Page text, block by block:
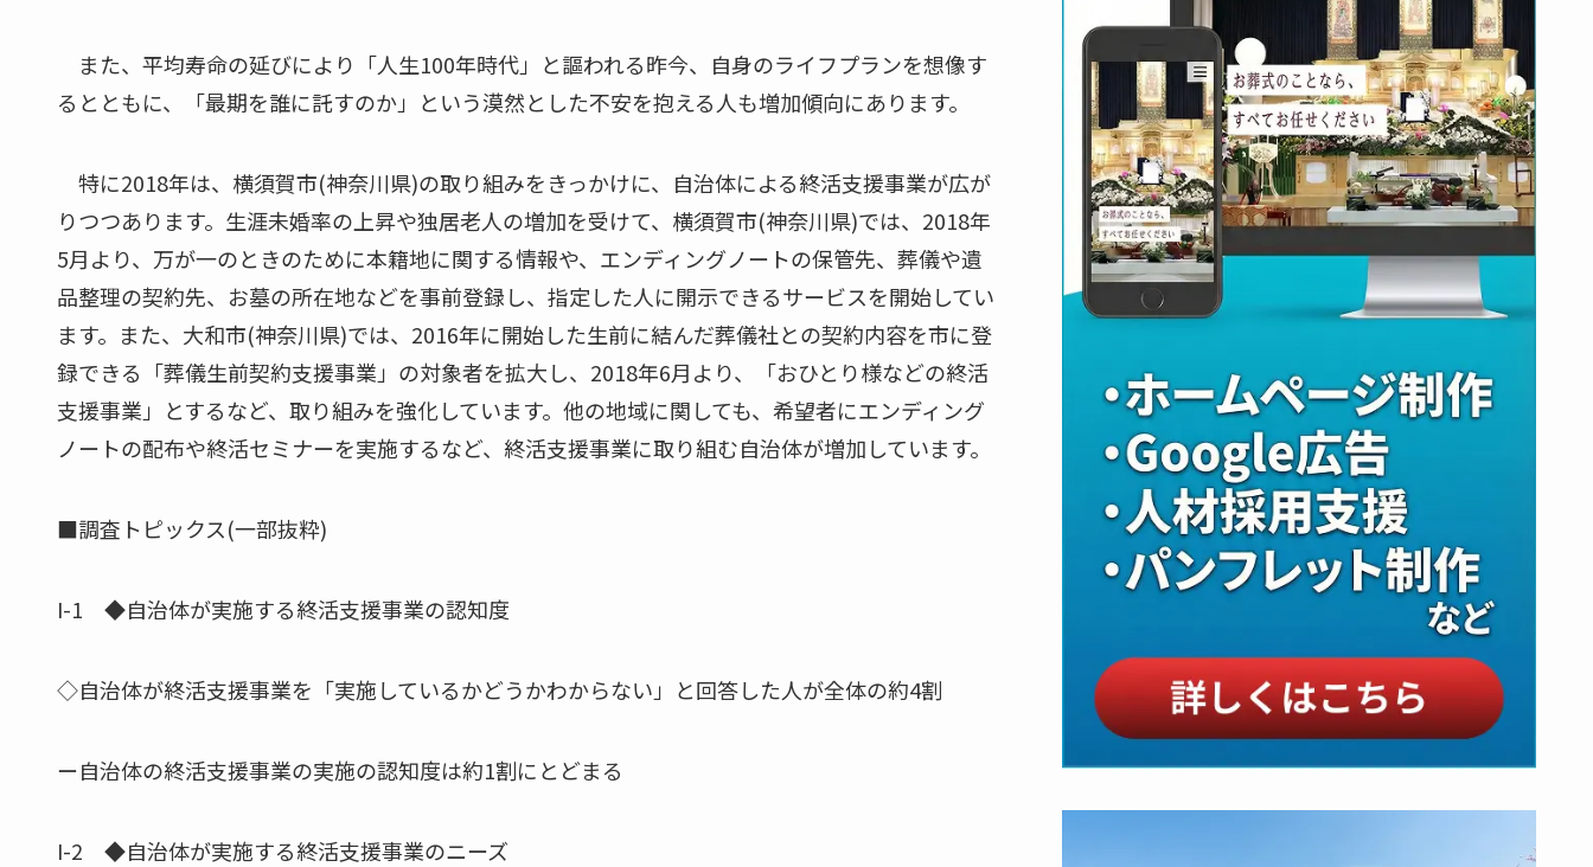
また、平均寿命の延びにより「人生100年時代」と謳われる昨今、自身のライフプランを想像す
るとともに、「最期を誰に託すのか」という漠然とした不安を抱える人も増加傾向にあります。
特に2018年は、横須賀市(神奈川県)の取り組みをきっかけに、自治体による終活支援事業が広が
りつつあります。生涯未婚率の上昇や独居老人の増加を受けて、横須賀市(神奈川県)では、2018年
5月より、万が一のときのために本籍地に関する情報や、エンディングノートの保管先、葬儀や遺
品整理の契約先、お墓の所在地などを事前登録し、指定した人に開示できるサービスを開始してい
ます。また、大和市(神奈川県)では、2016年に開始した生前に結んだ葬儀社との契約内容を市に登
録できる「葬儀生前契約支援事業」の対象者を拡大し、2018年6月より、「おひとり様などの終活
支援事業」とするなど、取り組みを強化しています。他の地域に関しても、希望者にエンディング
ノートの配布や終活セミナーを実施するなど、終活支援事業に取り組む自治体が増加しています。
■調査トピックス(一部抜粋)
I-1 ◆自治体が実施する終活支援事業の認知度
◇自治体が終活支援事業を「実施しているかどうかわからない」と回答した人が全体の約4割
ー自治体の終活支援事業の実施の認知度は約1割にとどまる
I-2 ◆自治体が実施する終活支援事業のニーズ